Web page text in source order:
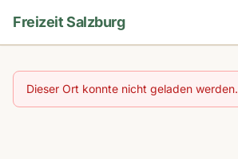
Freizeit Salzburg
Dieser Ort konnte nicht geladen werden.